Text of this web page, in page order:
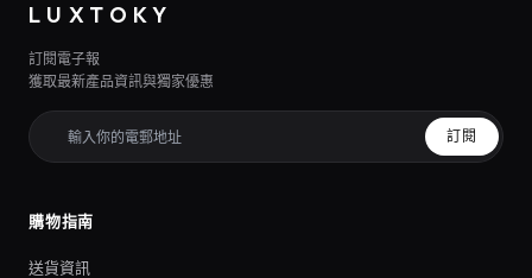
LUXTOKY
訂閱電子報
獲取最新產品資訊與獨家優惠
訂閱
購物指南
送貨資訊